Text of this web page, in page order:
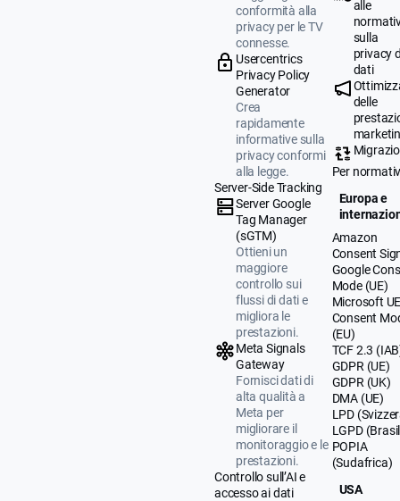
conformità alla
privacy per le TV
connesse.
Usercentrics
Privacy Policy
Generator
Crea
rapidamente
informative sulla
privacy conformi
alla legge.
Server-Side Tracking
Server Google
Tag Manager
(sGTM)
Ottieni un
maggiore
controllo sui
flussi di dati e
migliora le
prestazioni.
Meta Signals
Gateway
Fornisci dati di
alta qualità a
Meta per
migliorare il
monitoraggio e le
prestazioni.
Controllo sull’AI e
accesso ai dati
alle
sulla
privacy
dati
delle
Per
Europa e
Amazon
Consent
Google
Mode (UE)
Microsoft
Consent
(EU)
TCF 2.3
GDPR (UE)
GDPR (UK)
DMA (UE)
LPD
LGPD
POPIA
(Sudafrica)
USA